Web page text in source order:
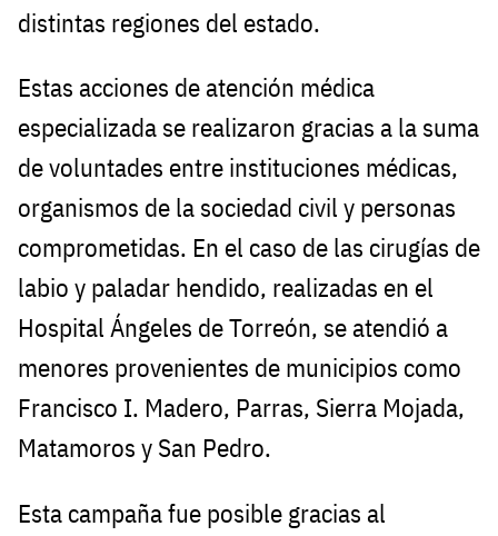
distintas regiones del estado.
Estas acciones de atención médica
especializada se realizaron gracias a la suma
de voluntades entre instituciones médicas,
organismos de la sociedad civil y personas
comprometidas. En el caso de las cirugías de
labio y paladar hendido, realizadas en el
Hospital Ángeles de Torreón, se atendió a
menores provenientes de municipios como
Francisco I. Madero, Parras, Sierra Mojada,
Matamoros y San Pedro.
Esta campaña fue posible gracias al